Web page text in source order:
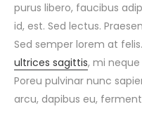
purus libero, faucibus
id, est. Sed lectus.
Sed semper lorem at
ultrices sagittis, mi
Poreu pulvinar nunc
arcu, dapibus eu,